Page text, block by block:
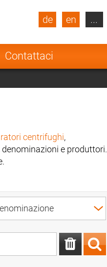
Contattaci
de en
Turkey
Netherlands
...
centrifughi,
e produttori.